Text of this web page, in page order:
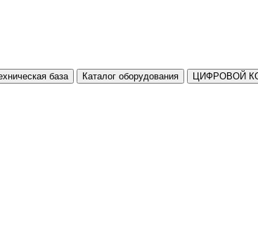
база Каталог оборудования ЦИФРОВОЙ